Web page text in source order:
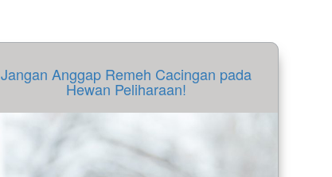
Jangan Anggap Remeh Cacingan pada
Hewan Peliharaan!